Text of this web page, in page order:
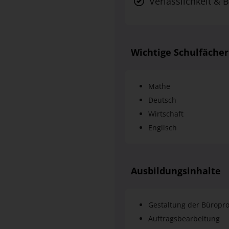
Wichtige Schulfächer
Mathe
Deutsch
Wirtschaft
Englisch
Ausbildungsinhalte
Gestaltung der
Auftragsbearbeitung